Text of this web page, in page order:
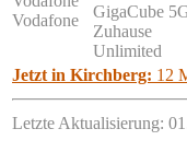
Vodafone
GigaCube
Zuhause
Unlimited
Jetzt in Kirchberg: 12
Letzte Aktualisierung: